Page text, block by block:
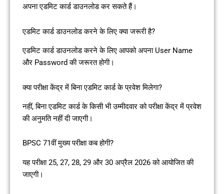
अपना एडमिट कार्ड डाउनलोड कर सकते हैं।
एडमिट कार्ड डाउनलोड करने के लिए क्या जरूरी है?
एडमिट कार्ड डाउनलोड करने के लिए आपको अपना User Name
और Password की जरूरत होगी।
क्या परीक्षा केंद्र में बिना एडमिट कार्ड के प्रवेश मिलेगा?
नहीं, बिना एडमिट कार्ड के किसी भी उम्मीदवार को परीक्षा केंद्र में प्रवेश
की अनुमति नहीं दी जाएगी।
BPSC 71वीं मुख्य परीक्षा कब होगी?
यह परीक्षा 25, 27, 28, 29 और 30 अप्रैल 2026 को आयोजित की
जाएगी।